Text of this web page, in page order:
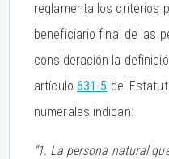
reglamenta los criterios
beneficiario final de las
consideración la
artículo 631-5 del
numerales indican:
“1. La persona natural